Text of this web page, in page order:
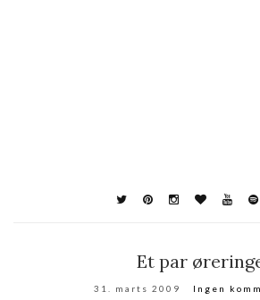
Et par
31. marts 2009 Ingen